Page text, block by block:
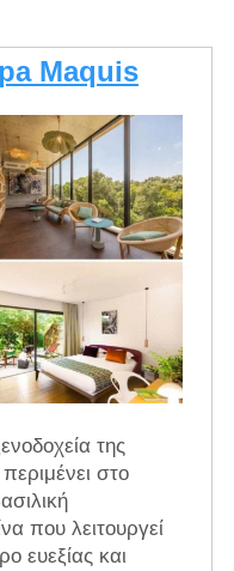
Maquis
της
στο
που λειτουργεί
ευεξίας και